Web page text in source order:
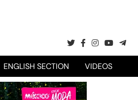
ENGLISH SECTION VIDEOS